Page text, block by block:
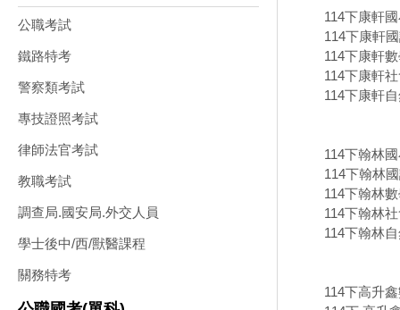
公職考試
鐵路特考
警察類考試
專技證照考試
律師法官考試
教職考試
調查局.國安局.外交人員
學士後中/西/獸醫課程
關務特考
114下康軒
114下康軒
114下康軒
114下康軒
114下康軒
114下翰林
114下翰林
114下翰林
114下翰林
114下翰林
114下高升